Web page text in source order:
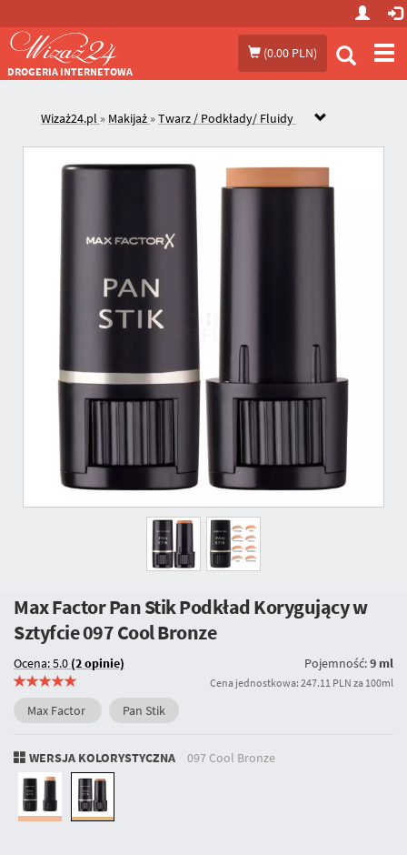
(0.00 PLN)
DROGERIA INTERNETOWA
Wizaż24.pl » Makijaż »Twarz / Podkłady/ Fluidy
Max Factor Pan Stik Podkład Korygujący w
Sztyfcie097 Cool Bronze
Ocena: 5.0 (2 opinie) Pojemność:9 ml
Cena jednostkowa: 247.11 PLN za 100ml
Max Factor Pan Stik
WERSJA KOLORYSTYCZNA 097 Cool Bronze